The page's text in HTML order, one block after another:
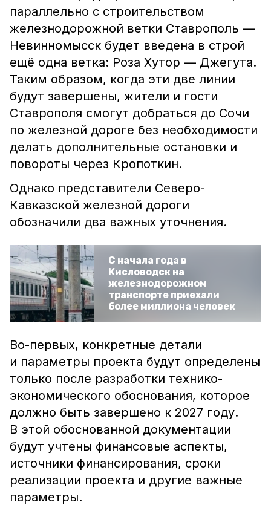
параллельно с строительством
железнодорожной ветки Ставрополь —
Невинномысск будет введена в строй
ещё одна ветка: Роза Хутор — Джегута.
Таким образом, когда эти две линии
будут завершены, жители и гости
Ставрополя смогут добраться до Сочи
по железной дороге без необходимости
делать дополнительные остановки и
повороты через Кропоткин.
Однако представители Северо-
Кавказской железной дороги
обозначили два важных уточнения.
С начала года в
Кисловодск на
железнодорожном
транспорте приехали
более миллиона человек
Во-первых, конкретные детали
и параметры проекта будут определены
только после разработки технико-
экономического обоснования, которое
должно быть завершено к 2027 году.
В этой обоснованной документации
будут учтены финансовые аспекты,
источники финансирования, сроки
реализации проекта и другие важные
параметры.